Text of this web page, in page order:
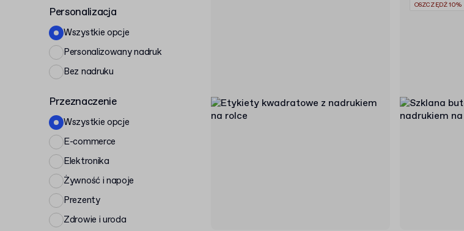
Personalizacja
Wszystkie opcje
Personalizowany nadruk
Bez nadruku
Przeznaczenie
Wszystkie opcje
E-commerce
Elektronika
Żywność i napoje
Prezenty
Zdrowie i uroda
OSZCZĘDŹ 10%